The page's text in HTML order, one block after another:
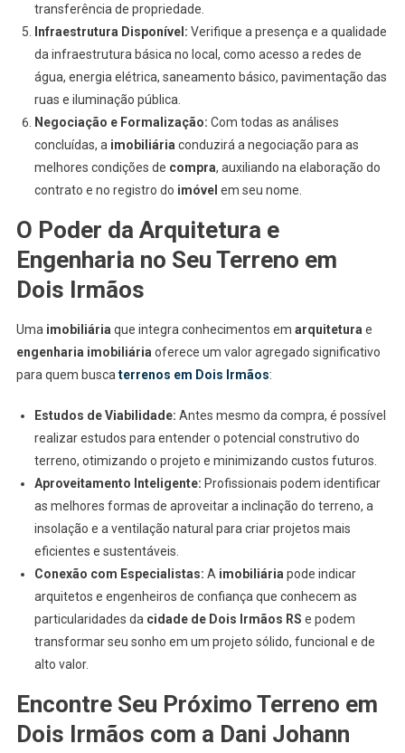
transferência de propriedade.
Infraestrutura Disponível: Verifique a presença e a qualidade
da infraestrutura básica no local, como acesso a redes de
água, energia elétrica, saneamento básico, pavimentação das
ruas e iluminação pública.
Negociação e Formalização: Com todas as análises
concluídas, a imobiliária conduzirá a negociação para as
melhores condições de compra, auxiliando na elaboração do
contrato e no registro do imóvel em seu nome.
O Poder da Arquitetura e
Engenharia no Seu Terreno em
Dois Irmãos
Uma imobiliária que integra conhecimentos em arquitetura e
engenharia imobiliária oferece um valor agregado significativo
para quem busca terrenos em Dois Irmãos:
Estudos de Viabilidade: Antes mesmo da compra, é possível
realizar estudos para entender o potencial construtivo do
terreno, otimizando o projeto e minimizando custos futuros.
Aproveitamento Inteligente: Profissionais podem identificar
as melhores formas de aproveitar a inclinação do terreno, a
insolação e a ventilação natural para criar projetos mais
eficientes e sustentáveis.
Conexão com Especialistas: A imobiliária pode indicar
arquitetos e engenheiros de confiança que conhecem as
particularidades da cidade de Dois Irmãos RS e podem
transformar seu sonho em um projeto sólido, funcional e de
alto valor.
Encontre Seu Próximo Terreno em
Dois Irmãos com a Dani Johann